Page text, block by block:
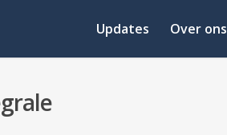
Updates Over ons